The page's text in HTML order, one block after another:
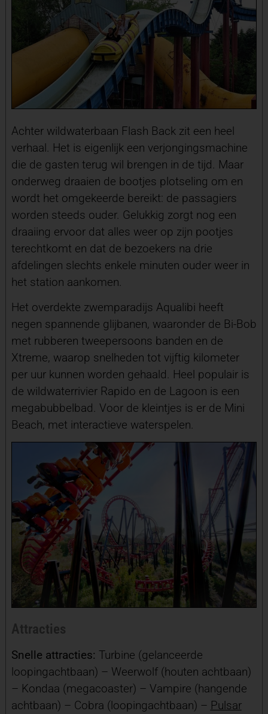
Achter wildwaterbaan Flash Back zit een heel
verhaal. Het is eigenlijk een verjongingsmachine
die de gasten terug wil brengen in de tijd. Maar
onderweg draaien de bootjes plotseling om en
wordt het omgekeerde bereikt: de passagiers
worden steeds ouder. Gelukkig zorgt nog een
draaiing ervoor dat alles weer op zijn pootjes
terechtkomt en dat de bezoekers na drie
afdelingen slechts enkele minuten ouder weer in
het station aankomen.
Het overdekte zwemparadijs Aqualibi heeft
negen spannende glijbanen, waaronder de Bi-Bob
met rubberen tweepersoons banden en de
Xtreme, waarop snelheden tot vijftig kilometer
per uur kunnen worden gehaald. Heel populair is
de wildwaterrivier Rapido en de Lagoon is een
megabubbelbad. Voor de kleintjes is er de Mini
Beach, met interactieve waterspelen.
Attracties
Snelle attracties: Turbine (gelanceerde
loopingachtbaan) – Weerwolf (houten achtbaan)
– Kondaa (megacoaster) – Vampire (hangende
achtbaan) – Cobra (loopingachtbaan) – Pulsar